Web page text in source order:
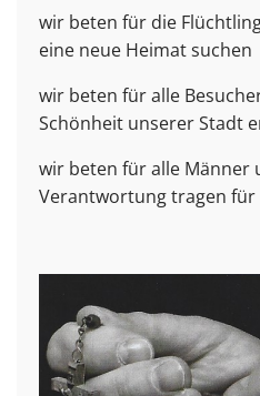
wir beten für die
eine neue Heimat suchen
wir beten für alle
Schönheit unserer Stadt
wir beten für alle Männer
Verantwortung tragen für